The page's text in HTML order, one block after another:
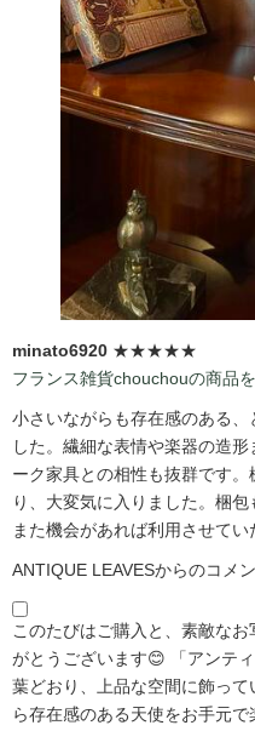
minato6920 ★★★★★
フランス雑貨chouchouの商品
小さいながらも存在感のある
した。繊細な表情や楽器の造
ーク家具との相性も抜群です
り、大変気に入りました。梱包
また機会があれば利用させてい
ANTIQUE LEAVESからのコメ
このたびはご購入と、素敵な
がとうございます😊 「アンテ
葉どおり、上品な空間に飾っ
ら存在感のある天使をお手元で